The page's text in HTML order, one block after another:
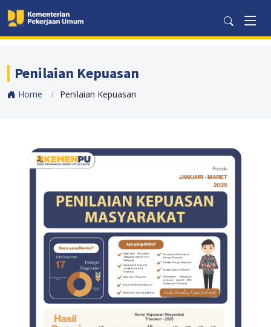
Penilaian Kepuasan
Home Penilaian Kepuasan